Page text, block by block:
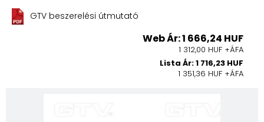
GTV beszerelési útmutató
Web Ár: 1 666,24 HUF
1 312,00 HUF +ÁFA
Lista Ár: 1 716,23 HUF
1 351,36 HUF +ÁFA